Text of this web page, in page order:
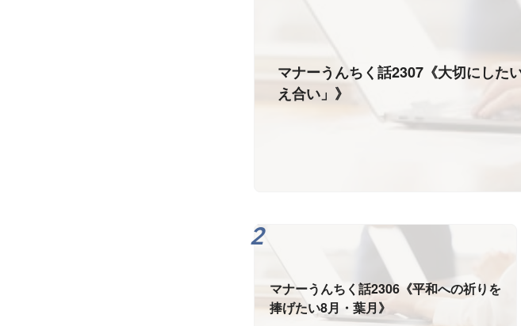
マナーうんちく話2307《大切にした
え合い」》
マナーうんちく話2306《平和への祈りを
捧げたい8月・葉月》